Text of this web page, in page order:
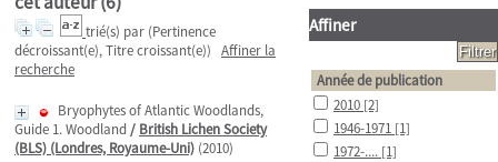
trié(s) par (Pertinence
décroissant(e), Titre croissant(e)) Affiner la
recherche
Bryophytes of Atlantic Woodlands,
Guide 1. Woodland / British Lichen Society
(BLS) (Londres, Royaume-Uni) (2010)
Affiner
Année de publication
2010 [2]
1946-1971 [1]
1972-.... [1]